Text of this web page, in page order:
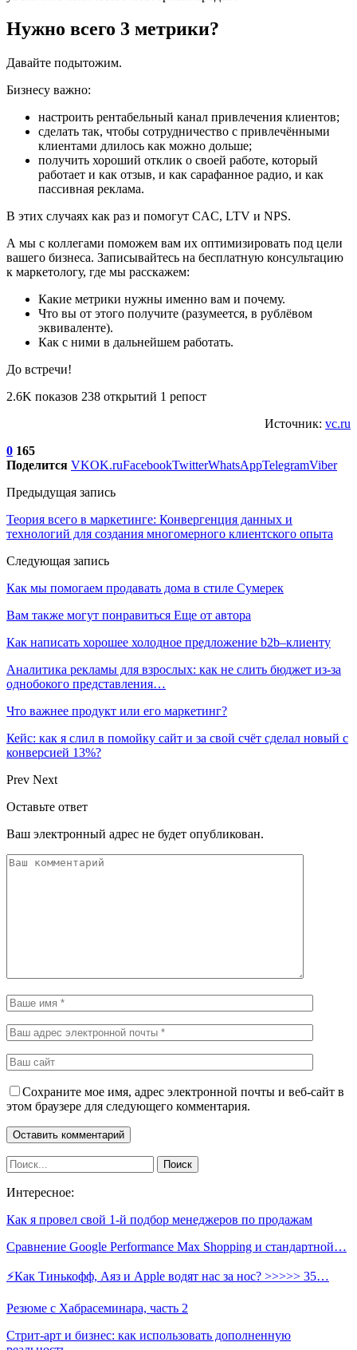
Нужно всего 3 метрики?
Давайте подытожим.
Бизнесу важно:
настроить рентабельный канал привлечения клиентов;
сделать так, чтобы сотрудничество с привлечёнными
клиентами длилось как можно дольше;
получить хороший отклик о своей работе, который
работает и как отзыв, и как сарафанное радио, и как
пассивная реклама.
В этих случаях как раз и помогут CAC, LTV и NPS.
А мы с коллегами поможем вам их оптимизировать под цели
вашего бизнеса. Записывайтесь на бесплатную консультацию
к маркетологу, где мы расскажем:
Какие метрики нужны именно вам и почему.
Что вы от этого получите (разумеется, в рублёвом
эквиваленте).
Как с ними в дальнейшем работать.
До встречи!
2.6K показов 238 открытий 1 репост
Источник: vc.ru
0 165
Поделится VKOK.ruFacebookTwitterWhatsAppTelegramViber
Предыдущая запись
Теория всего в маркетинге: Конвергенция данных и
технологий для создания многомерного клиентского опыта
Следующая запись
Как мы помогаем продавать дома в стиле Сумерек
Вам также могут понравиться Еще от автора
Как написать хорошее холодное предложение b2b–клиенту
Аналитика рекламы для взрослых: как не слить бюджет из-за
однобокого представления…
Что важнее продукт или его маркетинг?
Кейс: как я слил в помойку сайт и за свой счёт сделал новый с
конверсией 13%?
Prev Next
Оставьте ответ
Ваш электронный адрес не будет опубликован.
Сохраните мое имя, адрес электронной почты и веб-сайт в
этом браузере для следующего комментария.
Интересное:
Как я провел свой 1-й подбор менеджеров по продажам
Сравнение Google Performance Max Shopping и стандартной…
⚡️Как Тинькофф, Аяз и Apple водят нас за нос? >>>>> 35…
Резюме с Хабрасеминара, часть 2
Стрит-арт и бизнес: как использовать дополненную